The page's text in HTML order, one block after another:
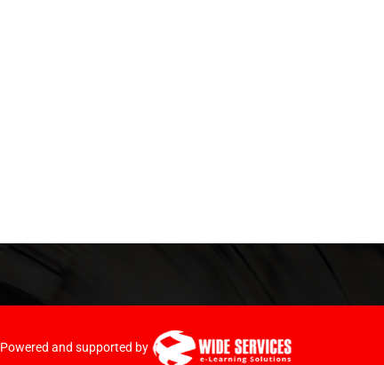
Powered and supported by